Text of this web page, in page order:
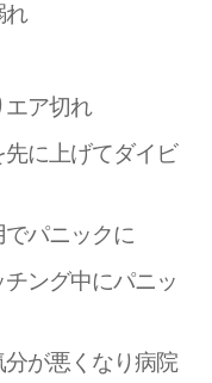
れ
ア切れ
に上げてダイビ
パニックに
ング中にパニッ
が悪くなり病院